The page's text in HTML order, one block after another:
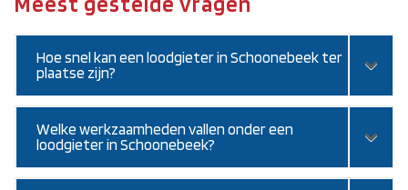
Hoe snel kan een loodgieter in Schoonebeek ter
plaatse zijn?
Welke werkzaamheden vallen onder een
loodgieter in Schoonebeek?